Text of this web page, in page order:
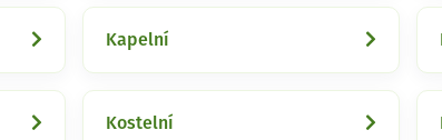
Kapelní
Kostelní